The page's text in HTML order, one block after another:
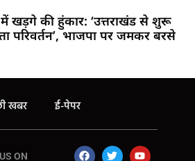
में खड़गे की हुंकार: ‘उत्तराखंड से शुरू
परिवर्तन’, भाजपा पर जमकर बरसे
खबर ई-पेपर
ON